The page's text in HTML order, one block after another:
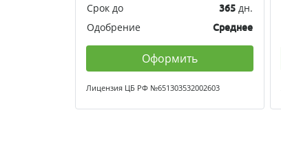
Срок до
365дн.
Одобрение
Среднее
Оформить
Лицензия ЦБ РФ №651303532002603